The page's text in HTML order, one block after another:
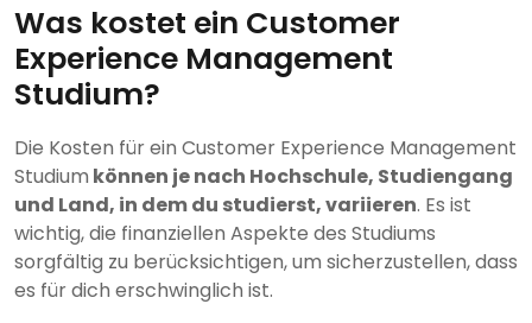
Was kostet ein Customer
Experience Management
Studium?
Die Kosten für ein Customer Experience Management
Studium können je nach Hochschule, Studiengang
und Land, in dem du studierst, variieren. Es ist
wichtig, die finanziellen Aspekte des Studiums
sorgfältig zu berücksichtigen, um sicherzustellen, dass
es für dich erschwinglich ist.